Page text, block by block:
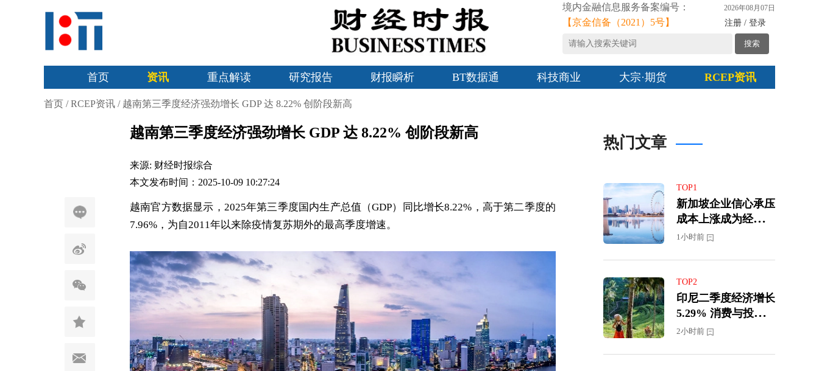
境内金融信息服务备案编号：
【京金信备（2021）5号】
2026年08月07日
注册 / 登录
搜索
首页 资讯 重点解读 研究报告 财报瞬析 BT数据通 科技商业 大宗·期货 RCEP资讯
首页 /RCEP资讯 / 越南第三季度经济强劲增长 GDP 达 8.22% 创阶段新高
越南第三季度经济强劲增长 GDP 达 8.22% 创阶段新高
来源: 财经时报综合
本文发布时间：2025-10-09 10:27:24
越南官方数据显示，2025年第三季度国内生产总值（GDP）同比增长8.22%，高于第二季度的
7.96%，为自2011年以来除疫情复苏期外的最高季度增速。
热门文章
TOP1
新加坡企业信心承压
成本上涨成为经营最
大挑战
1小时前
TOP2
印尼二季度经济增长
5.29% 消费与投资
继续支撑经济韧性
2小时前